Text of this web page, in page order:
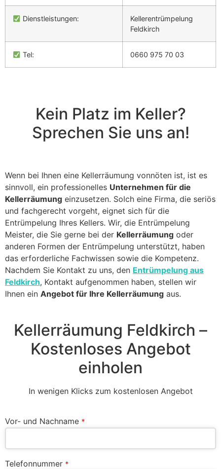
Dienstleistungen:
Kellerentrümpelung
Feldkirch
Tel: 0660 975 70 03
Kein Platz im Keller?
Sprechen Sie uns an!
Wenn bei Ihnen eine Kellerräumung vonnöten ist, ist es
sinnvoll, ein professionelles Unternehmen für die
Kellerräumung einzusetzen. Solch eine Firma, die seriös
und fachgerecht vorgeht, eignet sich für die
Entrümpelung Ihres Kellers. Wir, die Entrümpelung
Meister, die Sie gerne bei der Kellerräumung oder
anderen Formen der Entrümpelung unterstützt, haben
das erforderliche Fachwissen sowie die Kompetenz.
Nachdem Sie Kontakt zu uns, den Entrümpelung aus
Feldkirch, Kontakt aufgenommen haben, stellen wir
Ihnen ein Angebot für Ihre Kellerräumung aus.
Kellerräumung Feldkirch –
Kostenloses Angebot
einholen
In wenigen Klicks zum kostenlosen Angebot
Vor- und Nachname *
Telefonnummer *